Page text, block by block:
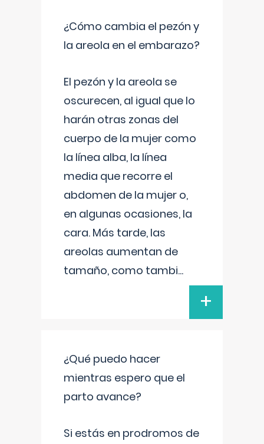
¿Cómo cambia el pezón y
la areola en el embarazo?
El pezón y la areola se
oscurecen, al igual que lo
harán otras zonas del
cuerpo de la mujer como
la línea alba, la línea
media que recorre el
abdomen de la mujer o,
en algunas ocasiones, la
cara. Más tarde, las
areolas aumentan de
tamaño, como tambi...
+
¿Qué puedo hacer
mientras espero que el
parto avance?
Si estás en prodromos de